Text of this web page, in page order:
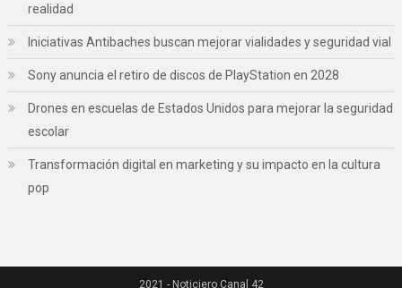
realidad
Iniciativas Antibaches buscan mejorar vialidades y seguridad vial
Sony anuncia el retiro de discos de PlayStation en 2028
Drones en escuelas de Estados Unidos para mejorar la seguridad
escolar
Transformación digital en marketing y su impacto en la cultura
pop
2021 - Noticiero Canal 42